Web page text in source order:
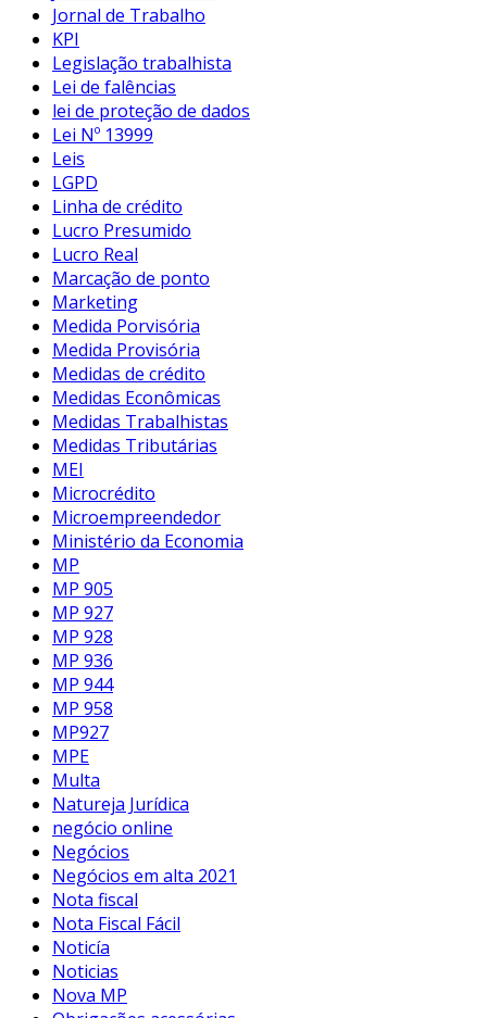
Jornal de Trabalho
KPI
Legislação trabalhista
Lei de falências
lei de proteção de dados
Lei Nº 13999
Leis
LGPD
Linha de crédito
Lucro Presumido
Lucro Real
Marcação de ponto
Marketing
Medida Porvisória
Medida Provisória
Medidas de crédito
Medidas Econômicas
Medidas Trabalhistas
Medidas Tributárias
MEI
Microcrédito
Microempreendedor
Ministério da Economia
MP
MP 905
MP 927
MP 928
MP 936
MP 944
MP 958
MP927
MPE
Multa
Natureja Jurídica
negócio online
Negócios
Negócios em alta 2021
Nota fiscal
Nota Fiscal Fácil
Noticía
Noticias
Nova MP